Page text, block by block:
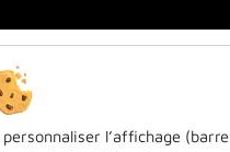
l’affichage